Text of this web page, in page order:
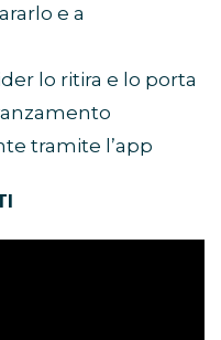
e a
lo ritira e lo porta
tramite l’app